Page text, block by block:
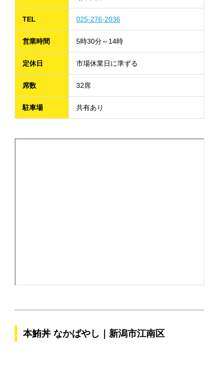
TEL 025-276-2036
営業時間 5時30分～14時
定休日 市場休業日に準ずる
席数 32席
駐車場 共有あり
本鮪丼 なかばやし｜新潟市江南区